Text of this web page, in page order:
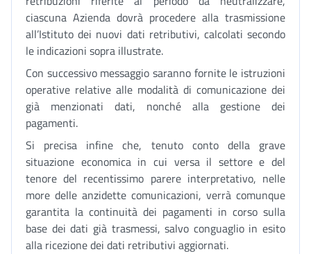
ciascuna Azienda dovrà procedere alla trasmissione
all’Istituto dei nuovi dati retributivi, calcolati secondo
le indicazioni sopra illustrate.
Con successivo messaggio saranno fornite le istruzioni
operative relative alle modalità di comunicazione dei
già menzionati dati, nonché alla gestione dei
pagamenti.
Si precisa infine che, tenuto conto della grave
situazione economica in cui versa il settore e del
tenore del recentissimo parere interpretativo, nelle
more delle anzidette comunicazioni, verrà comunque
garantita la continuità dei pagamenti in corso sulla
base dei dati già trasmessi, salvo conguaglio in esito
alla ricezione dei dati retributivi aggiornati.